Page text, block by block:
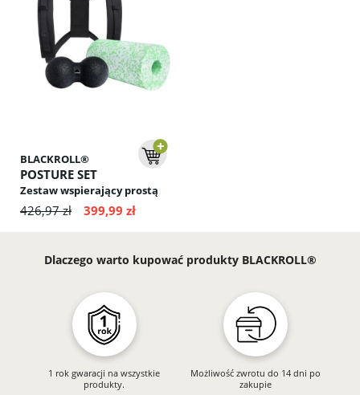
BLACKROLL®
POSTURE SET
Zestaw wspierający prostą
sylwetkę: korektor postawy,
podwójna piłka i wałek do
426,97 zł 399,99 zł
Dlaczego warto kupować produkty BLACKROLL®
1 rok gwaracji na wszystkie
produkty.
Możliwość zwrotu do 14 dni po
zakupie